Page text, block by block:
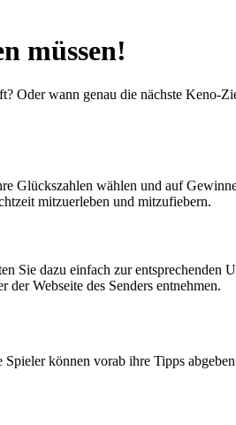
müssen!
wann genau die nächste Keno-
Glückszahlen wählen und auf
mitzuerleben und mitzufiebern.
Sie dazu einfach zur
Webseite des Senders entnehmen.
können vorab ihre Tipps